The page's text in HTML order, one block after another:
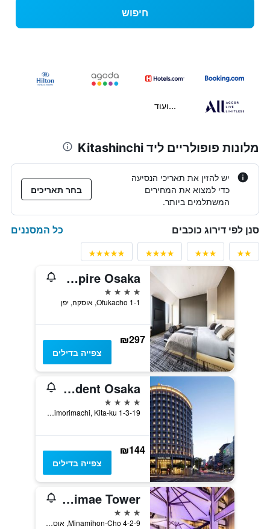
חיפוש
...ועוד
מלונות פופולריים ליד Kitashinchi
יש להזין את תאריכי הנסיעה
כדי למצוא את המחירים
המשתלמים ביותר.
בחר תאריכים
סנן לפי דירוג כוכבים כל המסננים
Hotel Hankyu Respire Osaka
4 כוכבים
1-1 Ofukacho, אוסקה, יפן
₪297
צפייה בדילים
Premier Hotel Cabin President Osaka
4 כוכבים
1-3-19 Minamimorimachi, Kita-ku, אוסקה, יפן
₪144
צפייה בדילים
Apa Hotel & Resort Midosuji Hommachi Ekimae Tower
3 כוכבים
4-2-9 Minamihon-Cho, אוסקה, יפן